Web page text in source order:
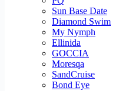
Sun Base Date
Diamond Swim
My Nymph
Ellinida
GOCCIA
Moresqa
SandCruise
Bond Eye